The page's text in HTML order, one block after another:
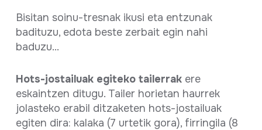
Bisitan soinu-tresnak ikusi eta entzunak
badituzu, edota beste zerbait egin nahi
baduzu...
Hots-jostailuak egiteko tailerrakere
eskaintzen ditugu. Tailer horietan haurrek
jolasteko erabil ditzaketen hots-jostailuak
egiten dira: kalaka (7 urtetik gora), firringila (8